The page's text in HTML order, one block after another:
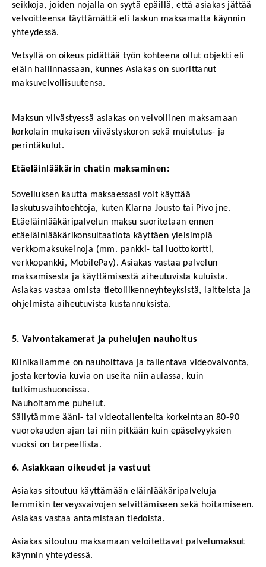
seikkoja, joiden nojalla on syytä epäillä, että asiakas jättää
velvoitteensa täyttämättä eli laskun maksamatta käynnin
yhteydessä.
Vetsyllä on oikeus pidättää työn kohteena ollut objekti eli
eläin hallinnassaan, kunnes Asiakas on suorittanut
maksuvelvollisuutensa.
Maksun viivästyessä asiakas on velvollinen maksamaan
korkolain mukaisen viivästyskoron sekä muistutus- ja
perintäkulut.
Etäeläinlääkärin chatin maksaminen:
Sovelluksen kautta maksaessasi voit käyttää
laskutusvaihtoehtoja, kuten Klarna Jousto tai Pivo jne.
Etäeläinlääkäripalvelun maksu suoritetaan ennen
etäeläinlääkärikonsultaatiota käyttäen yleisimpiä
verkkomaksukeinoja (mm. pankki- tai luottokortti,
verkkopankki, MobilePay). Asiakas vastaa palvelun
maksamisesta ja käyttämisestä aiheutuvista kuluista.
Asiakas vastaa omista tietoliikenneyhteyksistä, laitteista ja
ohjelmista aiheutuvista kustannuksista.
5. Valvontakamerat ja puhelujen nauhoitus
Klinikallamme on nauhoittava ja tallentava videovalvonta,
josta kertovia kuvia on useita niin aulassa, kuin
tutkimushuoneissa.
Nauhoitamme puhelut.
Säilytämme ääni- tai videotallenteita korkeintaan 80-90
vuorokauden ajan tai niin pitkään kuin epäselvyyksien
vuoksi on tarpeellista.
6. Asiakkaan oikeudet ja vastuut
Asiakas sitoutuu käyttämään eläinlääkäripalveluja
lemmikin terveysvaivojen selvittämiseen sekä hoitamiseen.
Asiakas vastaa antamistaan tiedoista.
Asiakas sitoutuu maksamaan veloitettavat palvelumaksut
käynnin yhteydessä.